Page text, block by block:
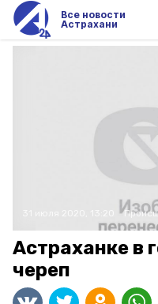
Все новости
Астрахани
Астраханке в
череп